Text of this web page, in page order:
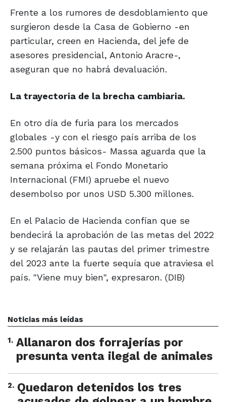
Frente a los rumores de desdoblamiento que
surgieron desde la Casa de Gobierno -en
particular, creen en Hacienda, del jefe de
asesores presidencial, Antonio Aracre-,
aseguran que no habrá devaluación.
La trayectoria de la brecha cambiaria.
En otro día de furia para los mercados
globales -y con el riesgo país arriba de los
2.500 puntos básicos- Massa aguarda que la
semana próxima el Fondo Monetario
Internacional (FMI) apruebe el nuevo
desembolso por unos USD 5.300 millones.
En el Palacio de Hacienda confían que se
bendecirá la aprobación de las metas del 2022
y se relajarán las pautas del primer trimestre
del 2023 ante la fuerte sequía que atraviesa el
país. "Viene muy bien", expresaron. (DIB)
Noticias más leídas
1. Allanaron dos forrajerías por
presunta venta ilegal de animales
2. Quedaron detenidos los tres